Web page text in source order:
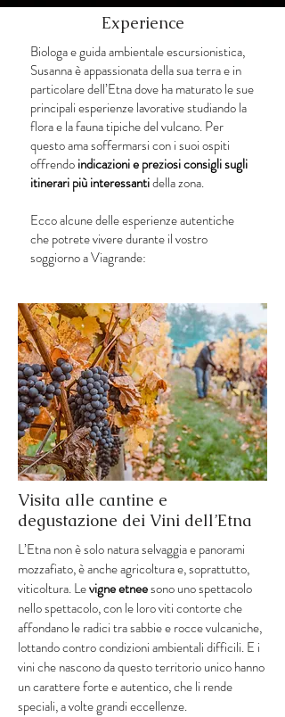
Experience
Biologa e guida ambientale escursionistica,
Susanna è appassionata della sua terra e in
particolare dell’Etna dove ha maturato le sue
principali esperienze lavorative studiando la
flora e la fauna tipiche del vulcano. Per
questo ama soffermarsi con i suoi ospiti
offrendoindicazioni e preziosi consigli sugli
itinerari più interessantidella zona.
Ecco alcune delle esperienze autentiche
che potrete vivere durante il vostro
soggiorno a Viagrande:
Visita alle cantine e
degustazione dei Vini dell’Etna
L’Etna non è solo natura selvaggia e panorami
mozzafiato, è anche agricoltura e, soprattutto,
viticoltura. Levigne etneesono uno spettacolo
nello spettacolo, con le loro viti contorte che
affondano le radici tra sabbie e rocce vulcaniche,
lottando contro condizioni ambientali difficili. E i
vini che nascono da questo territorio unico hanno
un carattere forte e autentico, che li rende
speciali, a volte grandi eccellenze.